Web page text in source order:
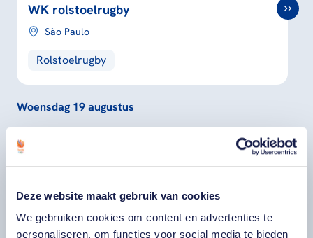
Deze website maakt gebruik van cookies
We gebruiken cookies om content en advertenties te
personaliseren, om functies voor social media te bieden
WK rolstoelrugby
São Paulo
Rolstoelrugby
Woensdag 19 augustus
WK rolstoelrugby
São Paulo
Rolstoelrugby